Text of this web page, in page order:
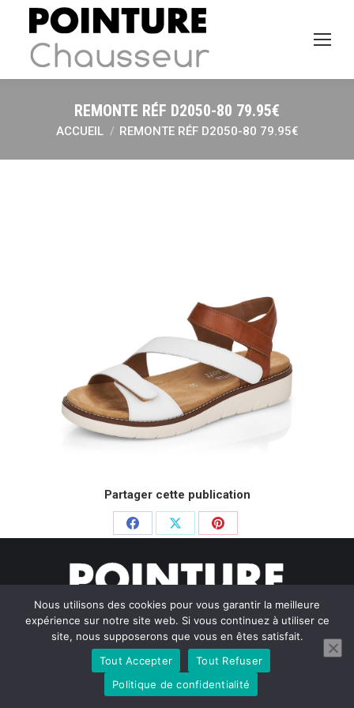
REMONTE RÉF D2050-80 79.95€
Vous êtes ici :
ACCUEIL REMONTE RÉF D2050-80 79.95€
Partager cette publication
Partager
Facebook
PartagerPartager
Pinterest
© Pointure Chausseurs - 2020. Dream-Theme — truly
WordPress themes
Menu BAS
Nous utilisons des cookies pour vous garantir la meilleure
expérience sur notre site web. Si vous continuez à utiliser ce
site, nous supposerons que vous en êtes satisfait.
Tout Accepter
Tout Refuser
Politique de confidentialité